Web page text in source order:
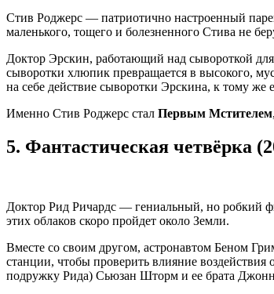
Стив Роджерс — патриотично настроенный
маленького, тощего и болезненного Стива не
Доктор Эрскин, работающий над сывороткой
сыворотки хлюпик превращается в высокого,
на себе действие сыворотки Эрскина, к тому же
Именно Стив Роджерс стал Первым Мстителем
5. Фантастическая четвёрка
Доктор Рид Ричардс — гениальный, но робкий
этих облаков скоро пройдет около Земли.
Вместе со своим другом, астронавтом Беном
станции, чтобы проверить влияние
подружку Рида) Сьюзан Шторм и ее брата